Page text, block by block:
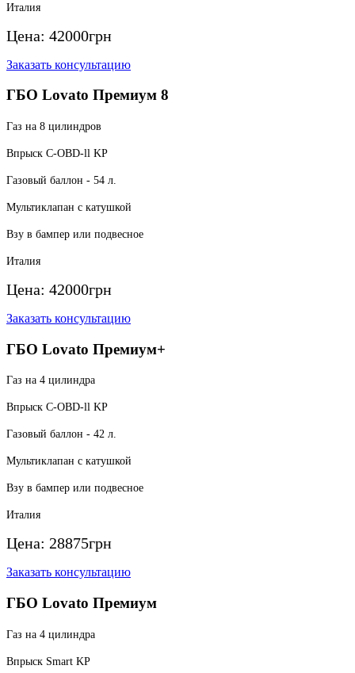
Италия
Цена: 42000грн
Заказать консультацию
ГБО Lovato Премиум 8
Газ на 8 цилиндров
Впрыск C-OBD-ll KP
Газовый баллон - 54 л.
Мультиклапан с катушкой
Взу в бампер или подвесное
Италия
Цена: 42000грн
Заказать консультацию
ГБО Lovato Премиум+
Газ на 4 цилиндра
Впрыск C-OBD-ll KP
Газовый баллон - 42 л.
Мультиклапан с катушкой
Взу в бампер или подвесное
Италия
Цена: 28875грн
Заказать консультацию
ГБО Lovato Премиум
Газ на 4 цилиндра
Впрыск Smart KP